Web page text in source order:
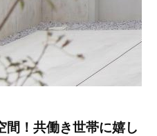
間！共働き世帯に嬉し